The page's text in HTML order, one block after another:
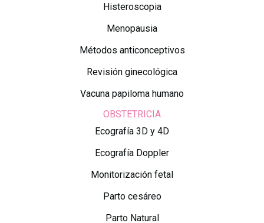
Histeroscopia
Menopausia
Métodos anticonceptivos
Revisión ginecológica
Vacuna papiloma humano
OBSTETRICIA
Ecografía 3D y 4D
Ecografía Doppler
Monitorización fetal
Parto cesáreo
Parto Natural